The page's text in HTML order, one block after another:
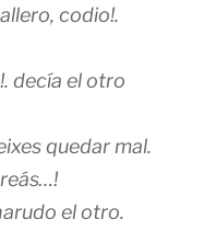
codio!.
decía el otro
quedar mal.
el otro.